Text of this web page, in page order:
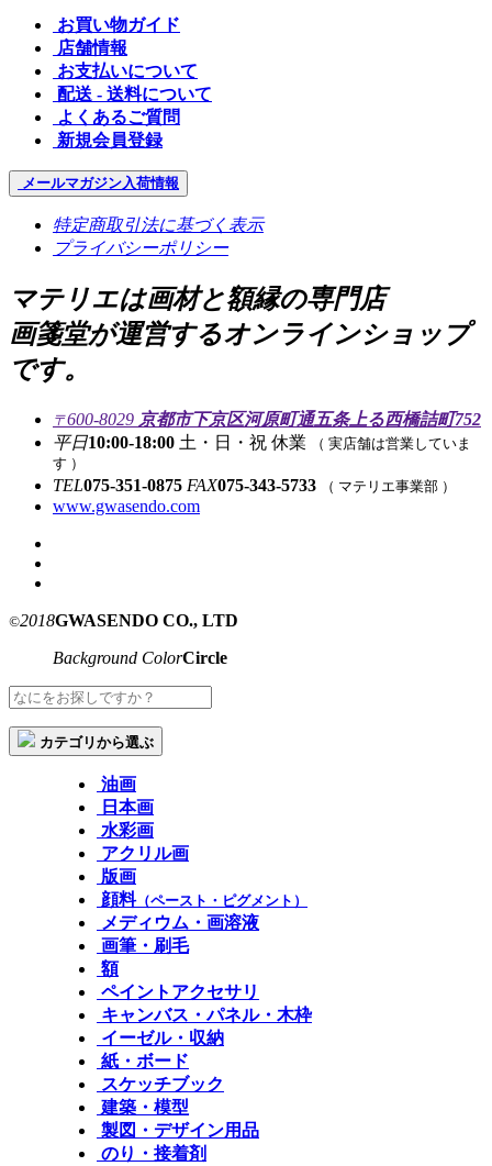
お買い物ガイド
店舗情報
お支払いについて
配送 - 送料について
よくあるご質問
新規会員登録
メールマガジン入荷情報
特定商取引法に基づく表示
プライバシーポリシー
マテリエは画材と額縁の専門店
画箋堂が運営するオンラインショップ
です。
〒600-8029 京都市下京区河原町通五条上る西橋詰町752
平日10:00-18:00 土・日・祝 休業 （ 実店舗は営業していま
す ）
TEL075-351-0875 FAX075-343-5733 （ マテリエ事業部 ）
www.gwasendo.com
©2018GWASENDO CO., LTD
Background ColorCircle
カテゴリから選ぶ
油画
日本画
水彩画
アクリル画
版画
顔料（ペースト・ピグメント）
メディウム・画溶液
画筆・刷毛
額
ペイントアクセサリ
キャンバス・パネル・木枠
イーゼル・収納
紙・ボード
スケッチブック
建築・模型
製図・デザイン用品
のり・接着剤